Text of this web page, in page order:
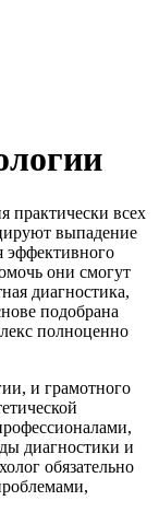
практически всех
выпадение
эффективного
они смогут
диагностика,
подобрана
полноценно
и грамотного
диагностики и
обязательно